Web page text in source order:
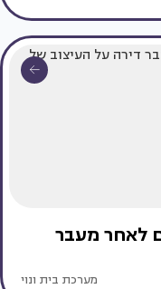
לאחר מעבר
מערכת בית ונוי